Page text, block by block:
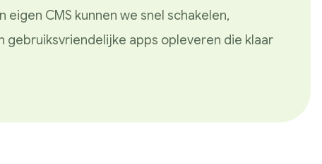
CMS kunnen we snel schakelen,
gebruiksvriendelijke apps opleveren die klaar